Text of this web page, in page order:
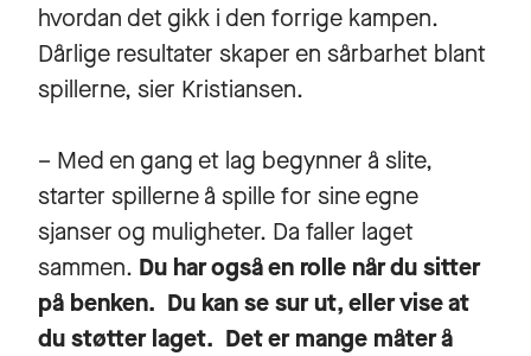
hvordan det gikk i den forrige kampen.
Dårlige resultater skaper en sårbarhet blant
spillerne, sier Kristiansen.
– Med en gang et lag begynner å slite,
starter spillerne å spille for sine egne
sjanser og muligheter. Da faller laget
sammen. Du har også en rolle når du sitter
på benken. Du kan se sur ut, eller vise at
du støtter laget. Det er mange måter å